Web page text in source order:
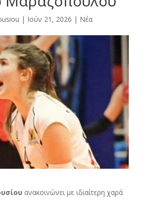
| Ιούν 21, 2026 | Νέα
ανακοινώνει με ιδιαίτερη χαρά